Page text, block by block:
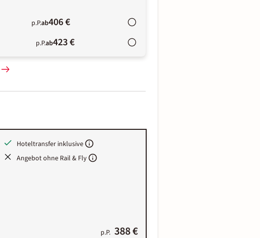
p.P.ab406 €
p.P.ab423 €
Hoteltransfer inklusive
Angebot ohne Rail & Fly
p.P. 388 €